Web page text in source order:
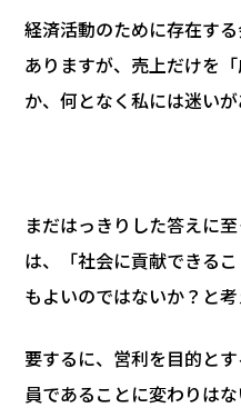
経済活動のために存在す
ありますが、売上だけを
か、何となく私には迷いが
まだはっきりした答えに
は、「社会に貢献できる
もよいのではないか？と考
要するに、営利を目的と
員であることに変わりは